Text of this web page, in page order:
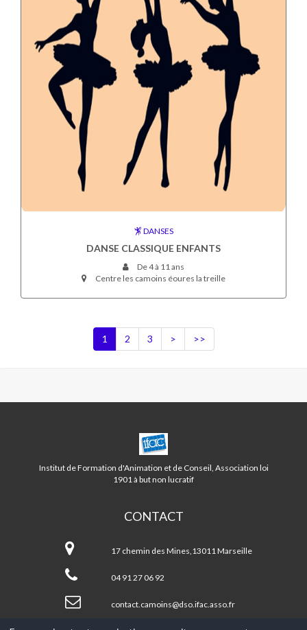
DANSES
DANSE CLASSIQUE ENFANTS
De 4 à 11 ans
Centre les camoins éoures la treille
1 2 3 > >>
CENTRE
CAMOINS/EOURES
LA
TREILLE
Institut de Formation d'Animation et de Conseil, Association loi
1901 à but non lucratif
CONTACT
CAMOINS/EOURES
TREILLE
17 chemin des Mines,13011 Marseille
04 91 27 06 92
contact.camoins@dso.ifac.asso.fr